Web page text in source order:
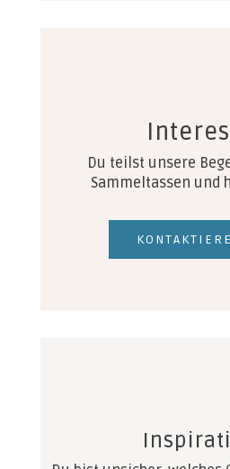
Du teilst unsere
Sammeltassen und